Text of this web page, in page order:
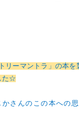
リーマントラ」の本を
た☆
さんのこの本への